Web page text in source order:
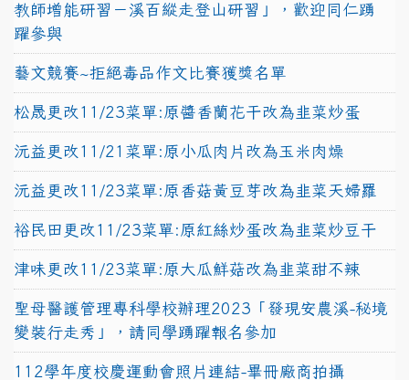
教師增能研習－溪百縱走登山研習」，歡迎同仁踴
躍參與
藝文競賽~拒絕毒品作文比賽獲獎名單
松晟更改11/23菜單:原醬香蘭花干改為韭菜炒蛋
沅益更改11/21菜單:原小瓜肉片改為玉米肉燥
沅益更改11/23菜單:原香菇黃豆芽改為韭菜天婦羅
裕民田更改11/23菜單:原紅絲炒蛋改為韭菜炒豆干
津味更改11/23菜單:原大瓜鮮菇改為韭菜甜不辣
聖母醫護管理專科學校辦理2023「發現安農溪-秘境
變裝行走秀」，請同學踴躍報名參加
112學年度校慶運動會照片連結-畢冊廠商拍攝